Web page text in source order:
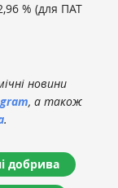
% (для ПАТ
новини
, а також
.
добрива